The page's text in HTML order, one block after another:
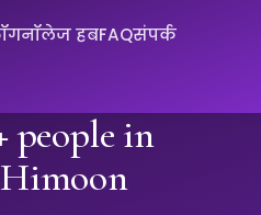
नॉलेज हबFAQसंपर्क
people in